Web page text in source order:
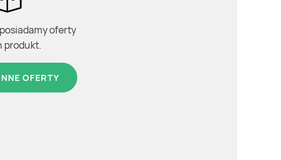
oferty
produkt.
OFERTY